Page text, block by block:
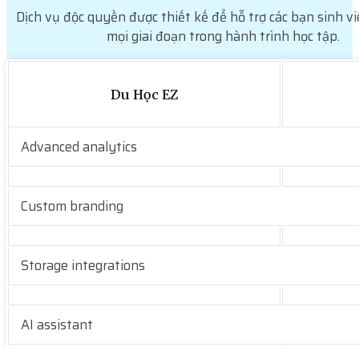
Dịch vụ độc quyền được thiết kế để hỗ trợ các bạn sinh
mọi giai đoạn trong hành trình học tập.
Du Học EZ
Advanced analytics
Custom branding
Storage integrations
AI assistant